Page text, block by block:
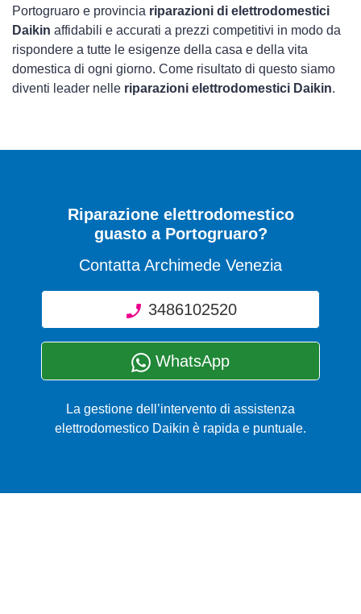
Portogruaro e provincia riparazioni di elettrodomestici
Daikin affidabili e accurati a prezzi competitivi in modo da
rispondere a tutte le esigenze della casa e della vita
domestica di ogni giorno. Come risultato di questo siamo
diventi leader nelle riparazioni elettrodomestici Daikin.
Riparazione elettrodomestico
guasto a Portogruaro?
Contatta Archimede Venezia
3486102520
WhatsApp
La gestione dell’intervento di assistenza
elettrodomestico Daikin è rapida e puntuale.